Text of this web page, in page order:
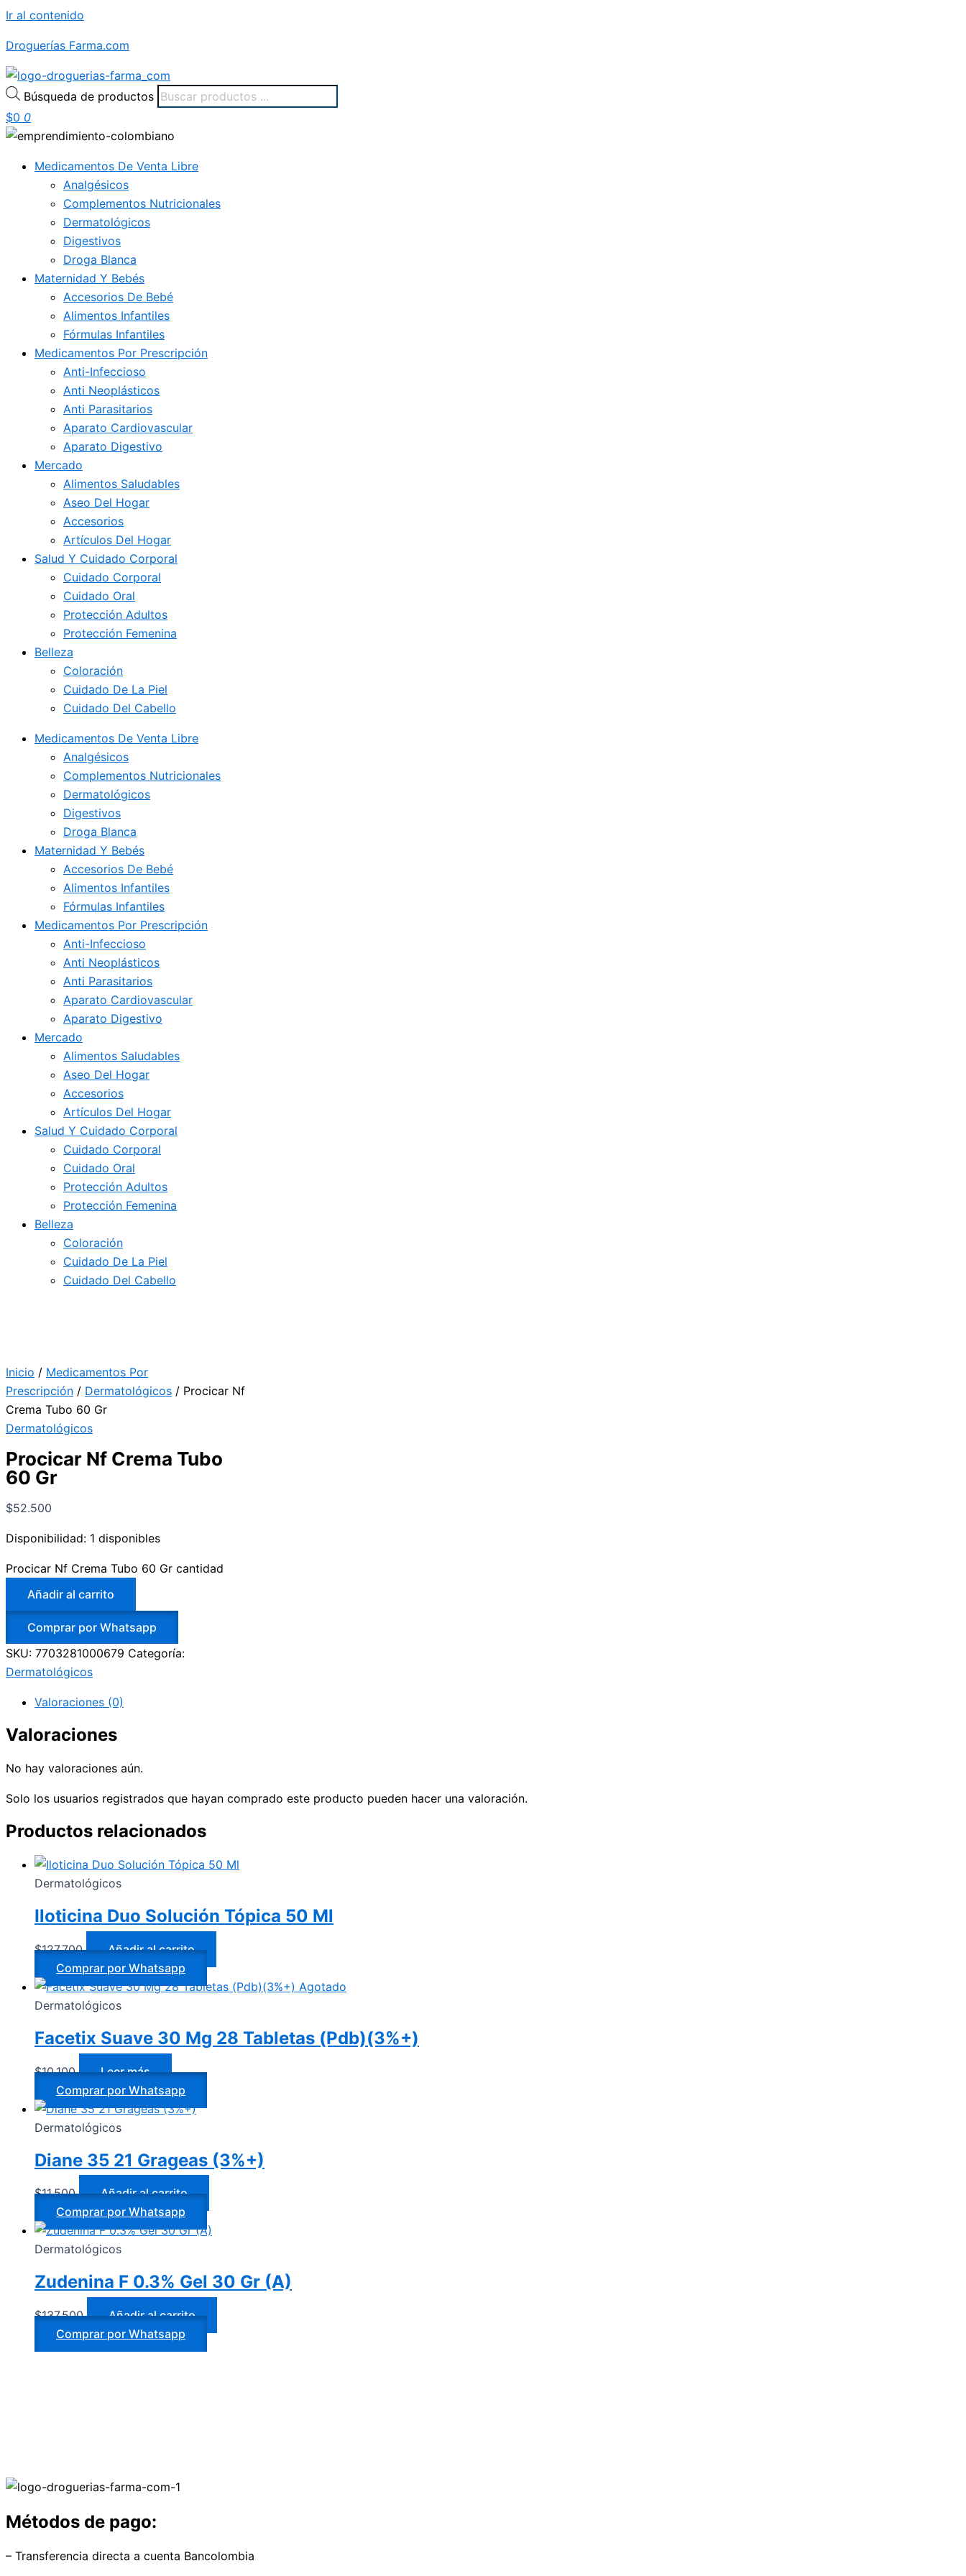
Ir al contenido
Droguerías Farma.com
Búsqueda de productos
$0 0
Medicamentos De Venta Libre
Analgésicos
Complementos Nutricionales
Dermatológicos
Digestivos
Droga Blanca
Maternidad Y Bebés
Accesorios De Bebé
Alimentos Infantiles
Fórmulas Infantiles
Medicamentos Por Prescripción
Anti-Infeccioso
Anti Neoplásticos
Anti Parasitarios
Aparato Cardiovascular
Aparato Digestivo
Mercado
Alimentos Saludables
Aseo Del Hogar
Accesorios
Artículos Del Hogar
Salud Y Cuidado Corporal
Cuidado Corporal
Cuidado Oral
Protección Adultos
Protección Femenina
Belleza
Coloración
Cuidado De La Piel
Cuidado Del Cabello
Medicamentos De Venta Libre
Analgésicos
Complementos Nutricionales
Dermatológicos
Digestivos
Droga Blanca
Maternidad Y Bebés
Accesorios De Bebé
Alimentos Infantiles
Fórmulas Infantiles
Medicamentos Por Prescripción
Anti-Infeccioso
Anti Neoplásticos
Anti Parasitarios
Aparato Cardiovascular
Aparato Digestivo
Mercado
Alimentos Saludables
Aseo Del Hogar
Accesorios
Artículos Del Hogar
Salud Y Cuidado Corporal
Cuidado Corporal
Cuidado Oral
Protección Adultos
Protección Femenina
Belleza
Coloración
Cuidado De La Piel
Cuidado Del Cabello
Inicio / Medicamentos Por
Prescripción / Dermatológicos / Procicar Nf
Crema Tubo 60 Gr
Dermatológicos
Procicar Nf Crema Tubo
60 Gr
$52.500
Disponibilidad: 1 disponibles
Procicar Nf Crema Tubo 60 Gr cantidad
Añadir al carrito
Comprar por Whatsapp
SKU: 7703281000679 Categoría:
Dermatológicos
Valoraciones (0)
Valoraciones
No hay valoraciones aún.
Solo los usuarios registrados que hayan comprado este producto pueden hacer una valoración.
Productos relacionados
Dermatológicos
Iloticina Duo Solución Tópica 50 Ml
$127.700
Añadir al carrito
Comprar por Whatsapp
Agotado
Dermatológicos
Facetix Suave 30 Mg 28 Tabletas (Pdb)(3%+)
$10.100
Leer más
Comprar por Whatsapp
Dermatológicos
Diane 35 21 Grageas (3%+)
$11.500
Añadir al carrito
Comprar por Whatsapp
Dermatológicos
Zudenina F 0.3% Gel 30 Gr (A)
$137.500
Añadir al carrito
Comprar por Whatsapp
Métodos de pago:
– Transferencia directa a cuenta Bancolombia